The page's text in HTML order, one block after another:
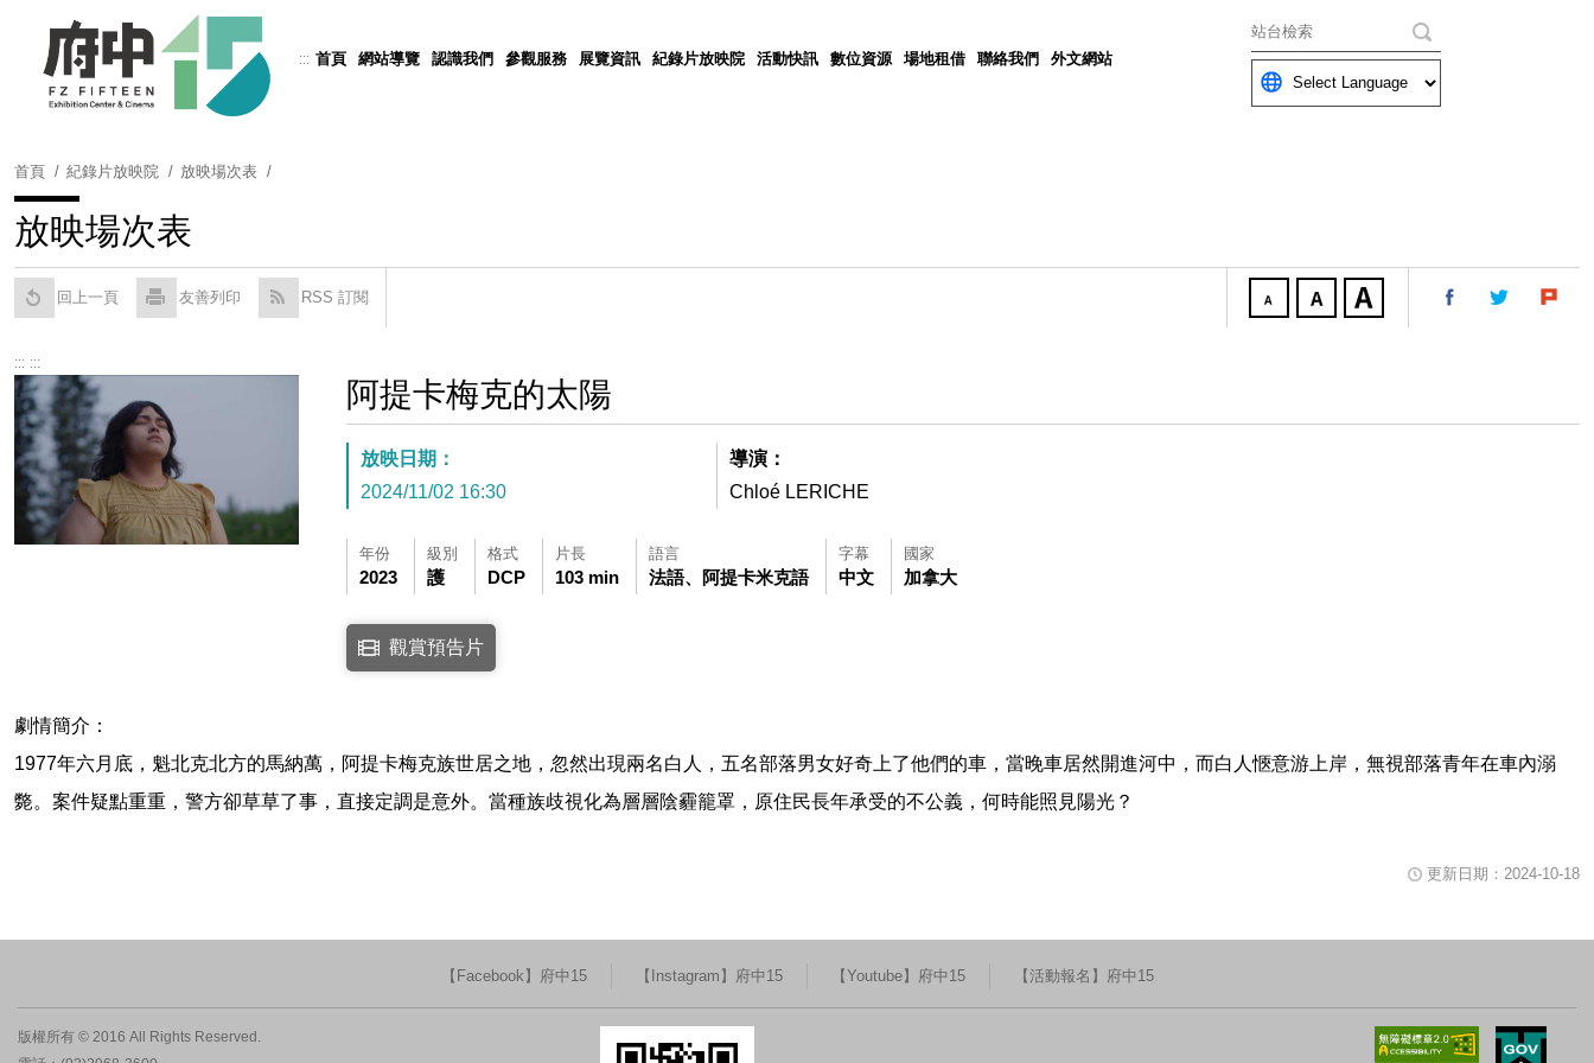
::: 首頁 網站導覽 認識我們 參觀服務 展覽資訊 紀錄片放映院 活動快訊 數位資源 場地租借 聯絡我們 外文網站
關鍵字
Powered by Translate
首頁 紀錄片放映院 放映場次表
放映場次表
回上一頁 友善列印 RSS 訂閱
::: :::
阿提卡梅克的太陽
放映日期：
2024/11/02 16:30
導演：
Chloé LERICHE
年份
2023
級別
護
格式
DCP
片長
103 min
語言
法語、阿提卡米克語
字幕
中文
國家
加拿大
點擊下列連結開啟視窗後，可使用鍵盤Tab鍵移至影片中央播放鍵，再按鍵盤Enter鍵播放影片，影片播放時可用鍵盤空白鍵暫停或重新播放影片，關閉視窗請使用鍵盤Tab鍵
連結至Youtube網站觀看此影片(開新視窗)
觀賞預告片
劇情簡介：
1977年六月底，魁北克北方的馬納萬，阿提卡梅克族世居之地，忽然出現兩名白人，五名部落男女好奇上了他們的車，當晚車居然開進河中，而白人愜意游上岸，無視部落青年在車內溺
斃。案件疑點重重，警方卻草草了事，直接定調是意外。當種族歧視化為層層陰霾籠罩，原住民長年承受的不公義，何時能照見陽光？
更新日期：2024-10-18
【Facebook】府中15 【Instagram】府中15 【Youtube】府中15 【活動報名】府中15
版權所有 © 2016 All Rights Reserved.